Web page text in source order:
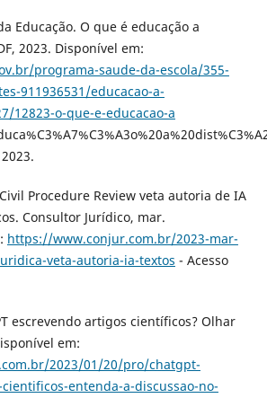
Educação. O que é educação a
2023. Disponível em:
programa-saude-da-escola/355-
911936531/educacao-a-
12823-o-que-e-educacao-a
Procedure Review veta autoria de IA
Consultor Jurídico, mar.
https://www.conjur.com.br/2023-mar-
veta-autoria-ia-textos - Acesso
escrevendo artigos científicos? Olhar
em:
2023/01/20/pro/chatgpt-
entenda-a-discussao-no-